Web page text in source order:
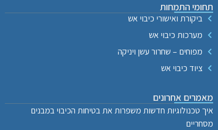
תחומי התמחות
ביקורת ואישורי כיבוי אש
מערכות כיבוי אש
מפוחים – שחרור עשן ויניקה
ציוד כיבוי אש
מאמרים אחרונים
איך טכנולוגיות חדשות משפרות את בטיחות הכיבוי במבנים
מסחריים